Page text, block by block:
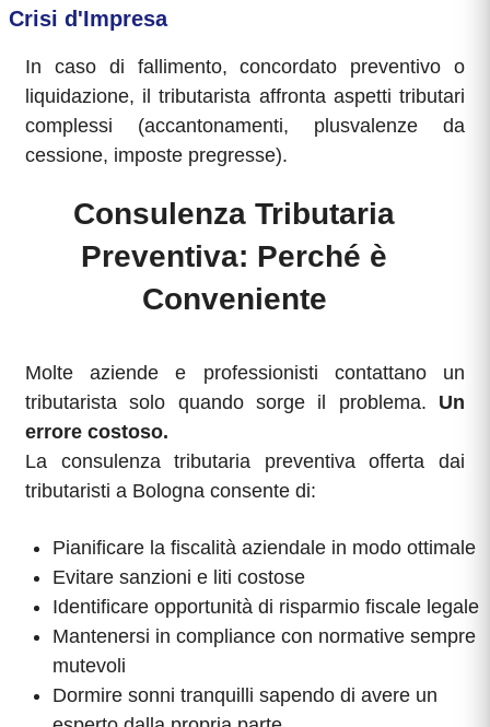
Crisi d'Impresa
In caso di fallimento, concordato preventivo o
liquidazione, il tributarista affronta aspetti tributari
complessi (accantonamenti, plusvalenze da
cessione, imposte pregresse).
Consulenza Tributaria
Preventiva: Perché è
Conveniente
Molte aziende e professionisti contattano un
tributarista solo quando sorge il problema. Un
errore costoso.
La consulenza tributaria preventiva offerta dai
tributaristi a Bologna consente di:
Pianificare la fiscalità aziendale in modo ottimale
Evitare sanzioni e liti costose
Identificare opportunità di risparmio fiscale legale
Mantenersi in compliance con normative sempre
mutevoli
Dormire sonni tranquilli sapendo di avere un